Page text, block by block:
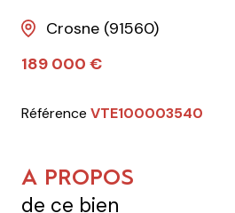
Crosne (91560)
189 000 €
Référence VTE100003540
A PROPOS
de ce bien